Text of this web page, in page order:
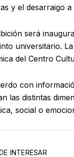
y el desarraigo
será
universitario.
del Centro
con
las distintas
social o
INTERESAR